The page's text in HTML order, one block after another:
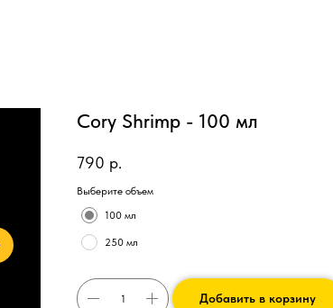
Cory Shrimp - 100 мл
790 р.
Выберите объем
100 мл
250 мл
Добавить в корзину